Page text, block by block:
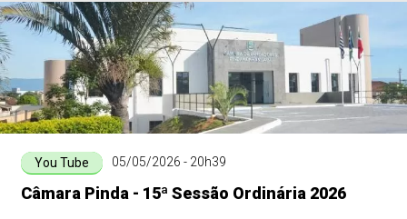
You Tube 05/05/2026 - 20h39
Câmara Pinda - 15ª Sessão Ordinária 2026